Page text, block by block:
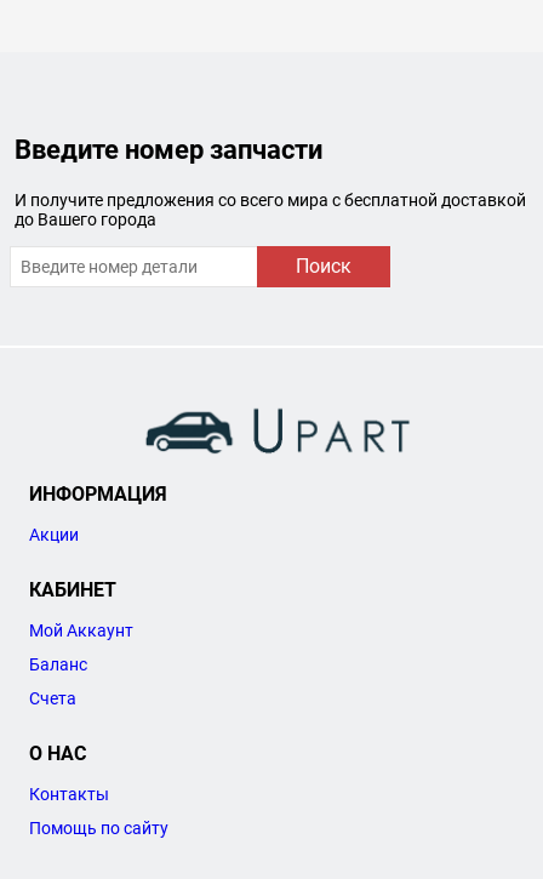
Введите номер запчасти
И получите предложения со всего мира с бесплатной доставкой
до Вашего города
Поиск
ИНФОРМАЦИЯ
Акции
КАБИНЕТ
Мой Аккаунт
Баланс
Счета
О НАС
Контакты
Помощь по сайту